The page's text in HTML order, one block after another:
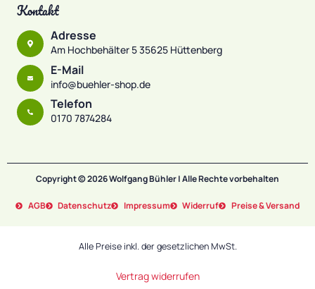
Kontakt
Adresse
Am Hochbehälter 5 35625 Hüttenberg
E-Mail
info@buehler-shop.de
Telefon
0170 7874284
Copyright © 2026 Wolfgang Bühler | Alle Rechte vorbehalten
AGB Datenschutz Impressum Widerruf Preise & Versand
Alle Preise inkl. der gesetzlichen MwSt.
Vertrag widerrufen